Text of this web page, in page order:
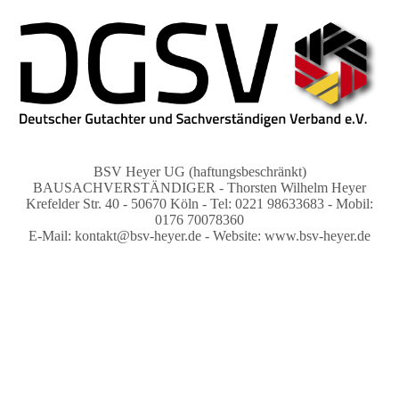
BSV Heyer UG (haftungsbeschränkt)
BAUSACHVERSTÄNDIGER - Thorsten Wilhelm Heyer
Krefelder Str. 40 - 50670 Köln - Tel: 0221 98633683 - Mobil:
0176 70078360
E-Mail: kontakt@bsv-heyer.de - Website: www.bsv-heyer.de